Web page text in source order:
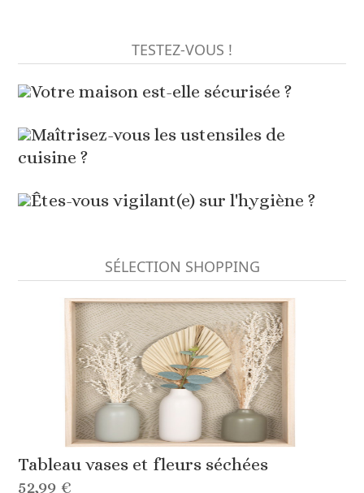
TESTEZ-VOUS !
Votre maison est-elle sécurisée ?
Maîtrisez-vous les ustensiles de
cuisine ?
Êtes-vous vigilant(e) sur l'hygiène ?
SÉLECTION SHOPPING
Tableau vases et fleurs séchées
52,99 €